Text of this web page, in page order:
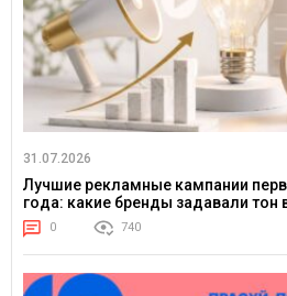
31.07.2026
Лучшие рекламные кампании
года: какие бренды задавали тон
0 740